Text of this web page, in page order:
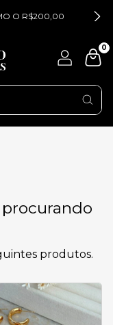
O R$200,00
0
produtos.